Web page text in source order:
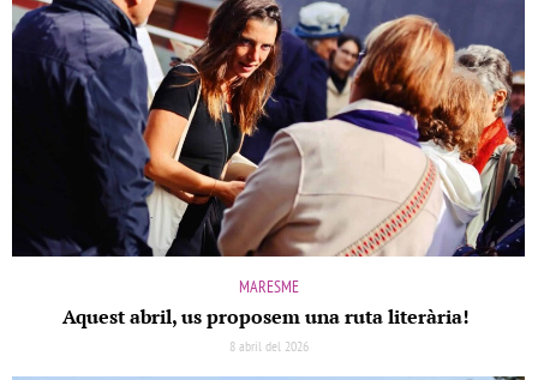
MARESME
Aquest abril, us proposem una ruta literària!
8 abril del 2026